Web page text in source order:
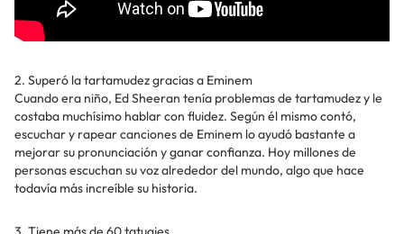
2. Superó la tartamudez gracias a Eminem
Cuando era niño, Ed Sheeran tenía problemas de tartamudez y le
costaba muchísimo hablar con fluidez. Según él mismo contó,
escuchar y rapear canciones de Eminem lo ayudó bastante a
mejorar su pronunciación y ganar confianza. Hoy millones de
personas escuchan su voz alrededor del mundo, algo que hace
todavía más increíble su historia.